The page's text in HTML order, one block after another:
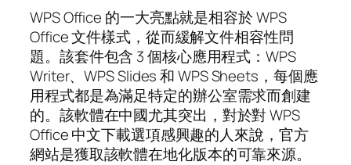
WPS Office 的一大亮點就是相容於 WPS
Office 文件樣式，從而緩解文件相容性問
題。該套件包含 3 個核心應用程式：WPS
Writer、WPS Slides 和 WPS Sheets，每個應
用程式都是為滿足特定的辦公室需求而創建
的。該軟體在中國尤其突出，對於對 WPS
Office 中文下載選項感興趣的人來說，官方
網站是獲取該軟體在地化版本的可靠來源。